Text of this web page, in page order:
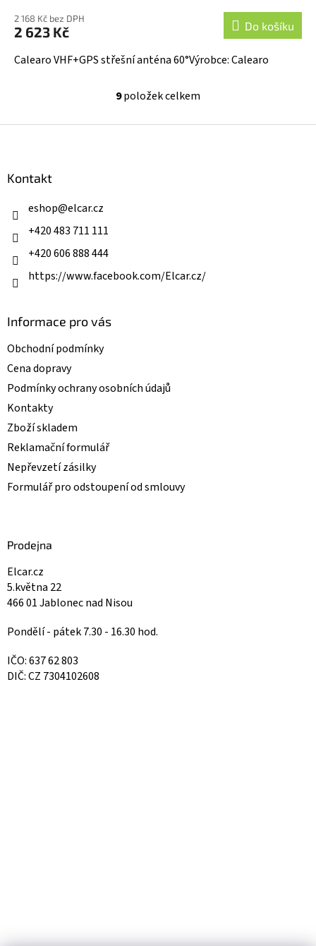
2 168 Kč bez DPH
2 623 Kč Do košíku
Calearo VHF+GPS střešní anténa 60°Výrobce: Calearo
O
l
v
9položek celkem
Kontakt
eshop@elcar.cz
+420 483 711 111
+420 606 888 444
https://www.facebook.com/Elcar.cz/
Informace pro vás
Obchodní podmínky
Cena dopravy
Podmínky ochrany osobních údajů
Kontakty
Zboží skladem
Reklamační formulář
Nepřevzetí zásilky
Formulář pro odstoupení od smlouvy
Prodejna
Elcar.cz
5.května 22
466 01 Jablonec nad Nisou
Pondělí - pátek 7.30 - 16.30 hod.
IČO: 637 62 803
DIČ: CZ 7304102608